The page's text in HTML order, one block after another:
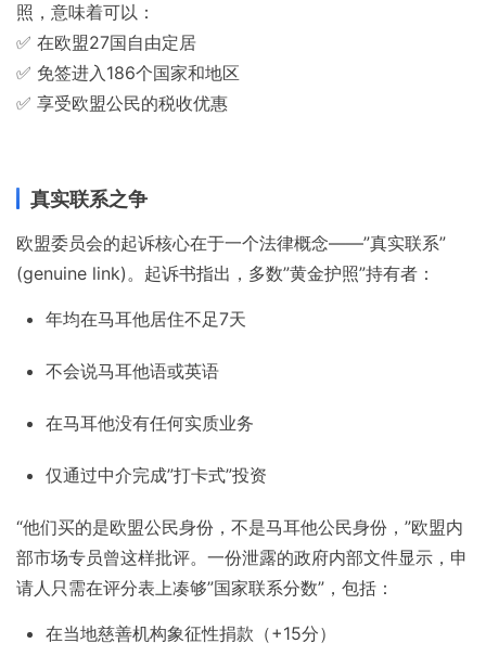
照，意味着可以：
✅ 在欧盟27国自由定居
✅ 免签进入186个国家和地区
✅ 享受欧盟公民的税收优惠
真实联系之争
欧盟委员会的起诉核心在于一个法律概念——”真实联系”
(genuine link)。起诉书指出，多数”黄金护照”持有者：
年均在马耳他居住不足7天
不会说马耳他语或英语
在马耳他没有任何实质业务
仅通过中介完成”打卡式”投资
“他们买的是欧盟公民身份，不是马耳他公民身份，”欧盟内
部市场专员曾这样批评。一份泄露的政府内部文件显示，申
请人只需在评分表上凑够”国家联系分数”，包括：
在当地慈善机构象征性捐款（+15分）